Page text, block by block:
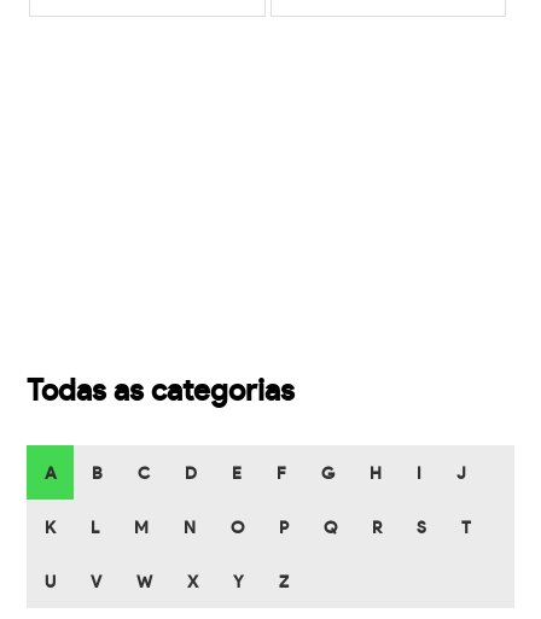
Todas as categorias
A B C D E F G H J
K L M N O P Q R S T
U V W X Y Z